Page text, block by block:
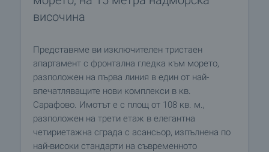
височина
Представяме ви изключителен тристаен
апартамент с фронтална гледка към морето,
разположен на първа линия в един от най-
впечатляващите нови комплекси в кв.
Сарафово. Имотът е с площ от 108 кв. м.,
разположен на трети етаж в елегантна
четириетажна сграда с асансьор, изпълнена по
най-високи стандарти на съвременното